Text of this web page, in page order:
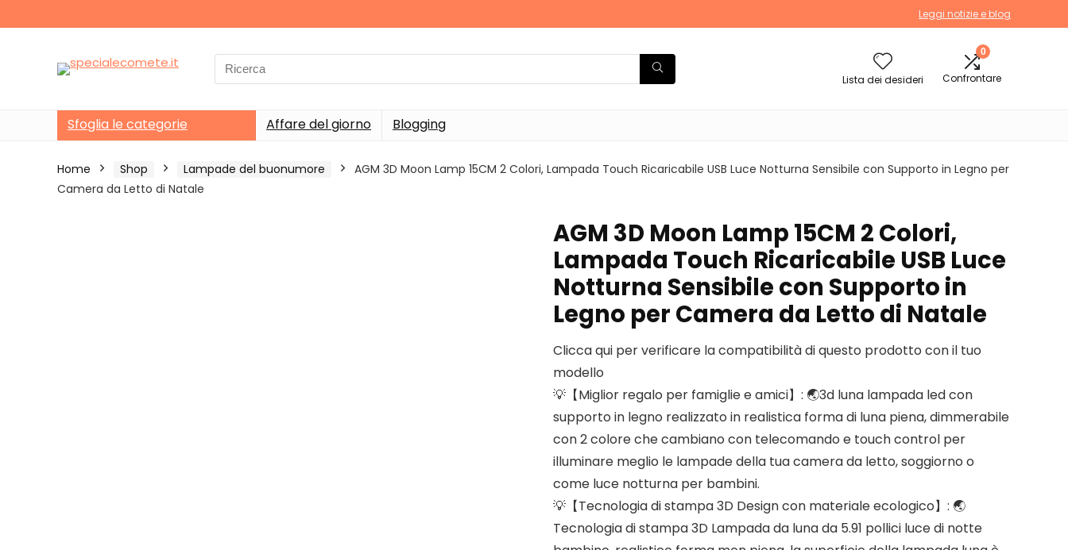
Leggi notizie e blog
Search
for:
Lista dei desideri
0
Confrontare
Sfoglia le categorie Affare del giorno Blogging
Home Shop Lampade del buonumore
AGM 3D Moon Lamp 15CM 2 Colori, Lampada Touch Ricaricabile USB Luce Notturna Sensibile con Supporto in Legno per
Camera da Letto di Natale
AGM 3D Moon Lamp 15CM 2 Colori,
Lampada Touch Ricaricabile USB Luce
Notturna Sensibile con Supporto in
Legno per Camera da Letto di Natale
Clicca qui per verificare la compatibilità di questo prodotto con il tuo
modello
💡【Miglior regalo per famiglie e amici】: 🌏3d luna lampada led con
supporto in legno realizzato in realistica forma di luna piena, dimmerabile
con 2 colore che cambiano con telecomando e touch control per
illuminare meglio le lampade della tua camera da letto, soggiorno o
come luce notturna per bambini.
💡【Tecnologia di stampa 3D Design con materiale ecologico】: 🌏
Tecnologia di stampa 3D Lampada da luna da 5.91 pollici luce di notte